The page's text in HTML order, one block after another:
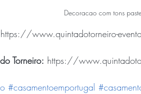
Decoracao com tons
https://www.quintadotorneiro-
Torneiro: https://
#casamentoemportugal